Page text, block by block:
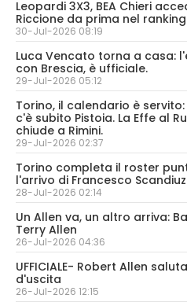
Leopardi 3X3, BEA Chieri
Riccione da prima nel ranking
30-Jul-2026 08:19
Luca Vencato torna a casa:
con Brescia, è ufficiale.
29-Jul-2026 05:12
Torino, il calendario è
c'è subito Pistoia. La Effe al
chiude a Rimini.
29-Jul-2026 02:37
Torino completa il roster
l'arrivo di Francesco
28-Jul-2026 02:14
Un Allen va, un altro arriva:
Terry Allen
26-Jul-2026 04:36
UFFICIALE- Robert Allen
d'uscita
26-Jul-2026 12:15